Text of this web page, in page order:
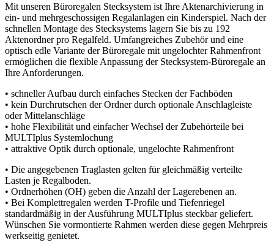
Mit unseren Büroregalen Stecksystem ist Ihre Aktenarchivierung in
ein- und mehrgeschossigen Regalanlagen ein Kinderspiel. Nach der
schnellen Montage des Stecksystems lagern Sie bis zu 192
Aktenordner pro Regalfeld. Umfangreiches Zubehör und eine
optisch edle Variante der Büroregale mit ungelochter Rahmenfront
ermöglichen die flexible Anpassung der Stecksystem-Büroregale an
Ihre Anforderungen.
• schneller Aufbau durch einfaches Stecken der Fachböden
• kein Durchrutschen der Ordner durch optionale Anschlagleiste
oder Mittelanschläge
• hohe Flexibilität und einfacher Wechsel der Zubehörteile bei
MULTIplus Systemlochung
• attraktive Optik durch optionale, ungelochte Rahmenfront
• Die angegebenen Traglasten gelten für gleichmäßig verteilte
Lasten je Regalboden.
• Ordnerhöhen (OH) geben die Anzahl der Lagerebenen an.
• Bei Komplettregalen werden T-Profile und Tiefenriegel
standardmäßig in der Ausführung MULTIplus steckbar geliefert.
Wünschen Sie vormontierte Rahmen werden diese gegen Mehrpreis
werkseitig genietet.